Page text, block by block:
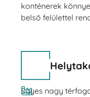
konténerek
belső felülettel
Egyes nagy